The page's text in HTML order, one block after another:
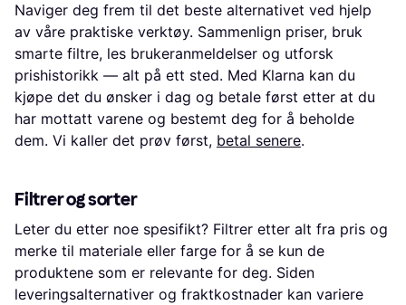
Naviger deg frem til det beste alternativet ved hjelp
av våre praktiske verktøy. Sammenlign priser, bruk
smarte filtre, les brukeranmeldelser og utforsk
prishistorikk — alt på ett sted. Med Klarna kan du
kjøpe det du ønsker i dag og betale først etter at du
har mottatt varene og bestemt deg for å beholde
dem. Vi kaller det prøv først, betal senere.
Filtrer og sorter
Leter du etter noe spesifikt? Filtrer etter alt fra pris og
merke til materiale eller farge for å se kun de
produktene som er relevante for deg. Siden
leveringsalternativer og fraktkostnader kan variere